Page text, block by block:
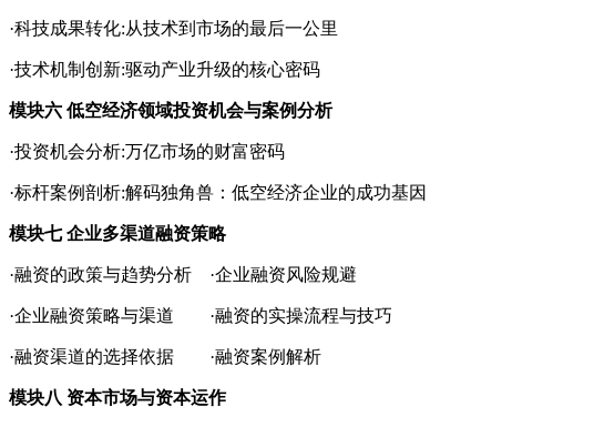
·科技成果转化:从技术到市场的最后一公里
·技术机制创新:驱动产业升级的核心密码
模块六 低空经济领域投资机会与案例分析
·投资机会分析:万亿市场的财富密码
·标杆案例剖析:解码独角兽：低空经济企业的成功基因
模块七 企业多渠道融资策略
·融资的政策与趋势分析 ·企业融资风险规避
·企业融资策略与渠道 ·融资的实操流程与技巧
·融资渠道的选择依据 ·融资案例解析
模块八 资本市场与资本运作